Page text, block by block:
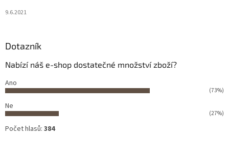
9.6.2021
Dotazník
Nabízí náš e-shop dostatečné množství zboží?
Ano
(73%)
Ne
(27%)
Počet hlasů: 384